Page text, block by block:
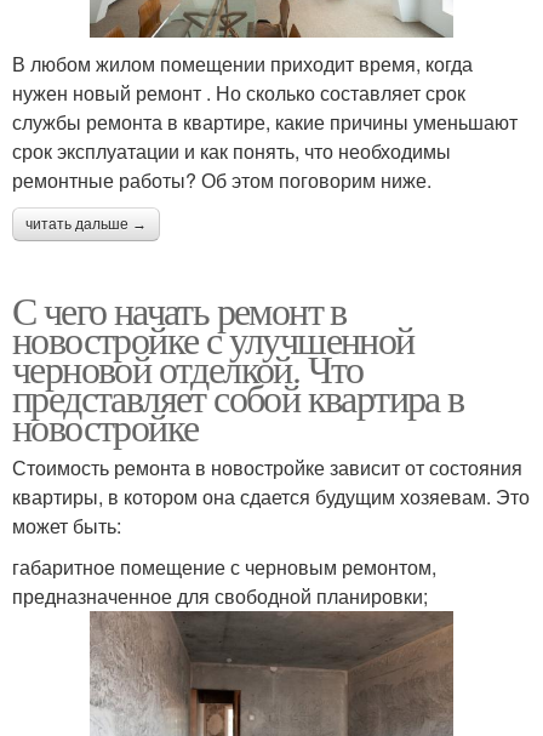
В любом жилом помещении приходит время, когда
нужен новый ремонт . Но сколько составляет срок
службы ремонта в квартире, какие причины уменьшают
срок эксплуатации и как понять, что необходимы
ремонтные работы? Об этом поговорим ниже.
читать дальше →
С чего начать ремонт в
новостройке с улучшенной
черновой отделкой. Что
представляет собой квартира в
новостройке
Стоимость ремонта в новостройке зависит от состояния
квартиры, в котором она сдается будущим хозяевам. Это
может быть:
габаритное помещение с черновым ремонтом,
предназначенное для свободной планировки;